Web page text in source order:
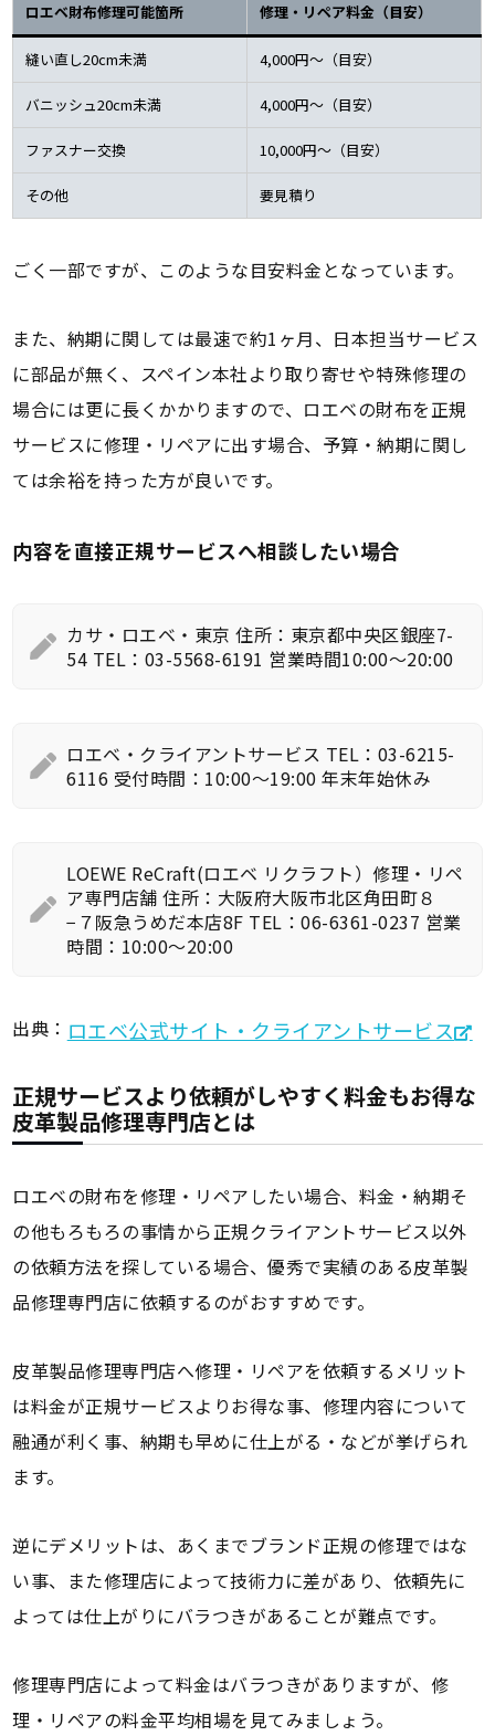
ロエベ財布修理可能箇所 修理・リペア料金（目安）
縫い直し20cm未満 4,000円～（目安）
バニッシュ20cm未満 4,000円～（目安）
ファスナー交換 10,000円～（目安）
その他 要見積り
ごく一部ですが、このような目安料金となっています。
また、納期に関しては最速で約1ヶ月、日本担当サービス
に部品が無く、スペイン本社より取り寄せや特殊修理の
場合には更に長くかかりますので、ロエベの財布を正規
サービスに修理・リペアに出す場合、予算・納期に関し
ては余裕を持った方が良いです。
内容を直接正規サービスへ相談したい場合
カサ・ロエベ・東京 住所：東京都中央区銀座7-
54 TEL：03-5568-6191 営業時間10:00～20:00
ロエベ・クライアントサービス TEL：03-6215-
6116 受付時間：10:00～19:00 年末年始休み
LOEWE ReCraft(ロエベ リクラフト）修理・リペ
ア専門店舗 住所：大阪府大阪市北区角田町８
−７阪急うめだ本店8F TEL：06-6361-0237 営業
時間：10:00～20:00
出典： ロエベ公式サイト・クライアントサービス
正規サービスより依頼がしやすく料金もお得な
皮革製品修理専門店とは
ロエベの財布を修理・リペアしたい場合、料金・納期そ
の他もろもろの事情から正規クライアントサービス以外
の依頼方法を探している場合、優秀で実績のある皮革製
品修理専門店に依頼するのがおすすめです。
皮革製品修理専門店へ修理・リペアを依頼するメリット
は料金が正規サービスよりお得な事、修理内容について
融通が利く事、納期も早めに仕上がる・などが挙げられ
ます。
逆にデメリットは、あくまでブランド正規の修理ではな
い事、また修理店によって技術力に差があり、依頼先に
よっては仕上がりにバラつきがあることが難点です。
修理専門店によって料金はバラつきがありますが、修
理・リペアの料金平均相場を見てみましょう。